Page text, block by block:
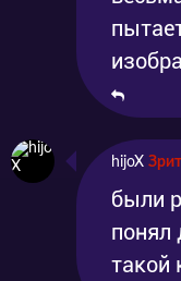
hijoX
были
понял
такой